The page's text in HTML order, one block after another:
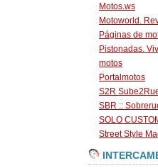
Motos.ws
Motoworld.
Páginas de
Pistonadas.
motos
Portalmotos
S2R
SBR ::
SOLO
Street Style